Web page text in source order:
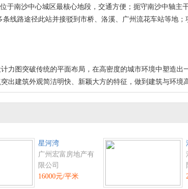
沙中心城区最核心地段，交通方便；扼守南沙中轴主干
条线路途径此站并接驳到市桥、洛溪、广州流花车站等地
图突破传统的平面布局，在高密度的城市环境中塑造出
出建筑外观简洁明快、新颖大方的特征，做到建筑与环境
星河湾
广州宏富房地产有
限公司
16000元/平米